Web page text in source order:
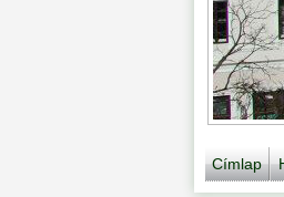
Címlap